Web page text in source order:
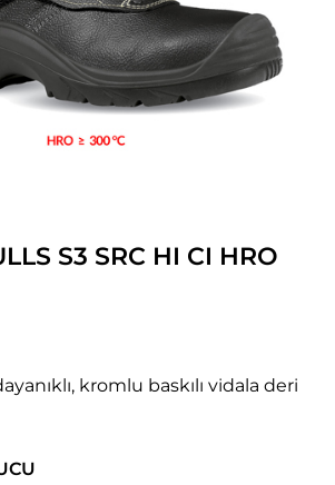
S3 SRC HI CI HRO
kromlu baskılı vidala deri